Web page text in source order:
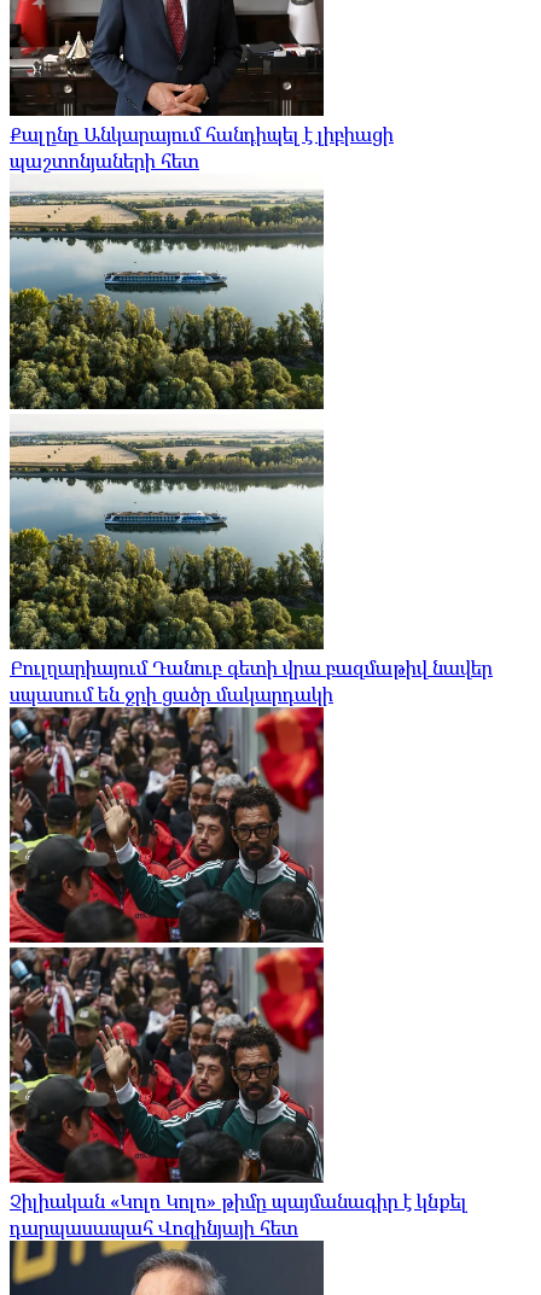
Քալընը Անկարայում հանդիպել է լիբիացի
պաշտոնյաների հետ
Բուլղարիայում Դանուբ գետի վրա բազմաթիվ նավեր
սպասում են ջրի ցածր մակարդակի
Չիլիական «Կոլո Կոլո» թիմը պայմանագիր է կնքել
դարպասապահ Վոզինյայի հետ